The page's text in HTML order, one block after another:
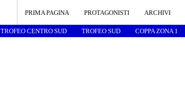
PRIMA PAGINA PROTAGONISTI ARCHIVI
TROFEO CENTRO SUD TROFEO SUD COPPA ZONA 1